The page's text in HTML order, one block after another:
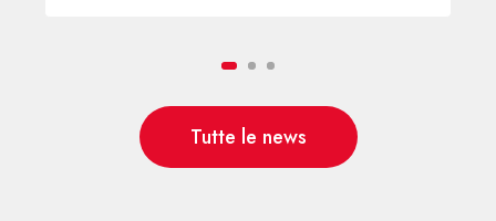
Tutte le news